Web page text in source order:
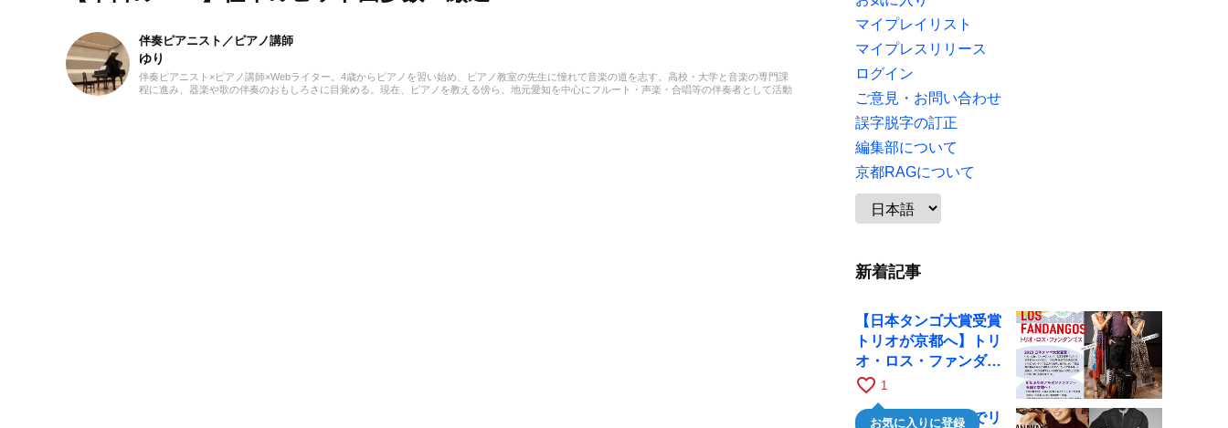
伴奏ピアニスト／ピアノ講師
ゆり
伴奏ピアニスト×ピアノ講師×Webライター。4歳からピアノを習い始め、ピアノ教室の先生に憧れて音楽の道を志す。高校・大学と音楽の専門課
程に進み、器楽や歌の伴奏のおもしろさに目覚める。現在、ピアノを教える傍ら、地元愛知を中心にフルート・声楽・合唱等の伴奏者として活動
マイプレイリスト
マイプレスリリース
ログイン
ご意見・お問い合わせ
誤字脱字の訂正
編集部について
京都RAGについて
新着記事
【日本タンゴ大賞受賞
トリオが京都へ】トリ
オ・ロス・ファンダン
ゴスが10月9日にRAG
で公演
favorite_border 1
お気に入りに登録
【川口千里、京都でリ